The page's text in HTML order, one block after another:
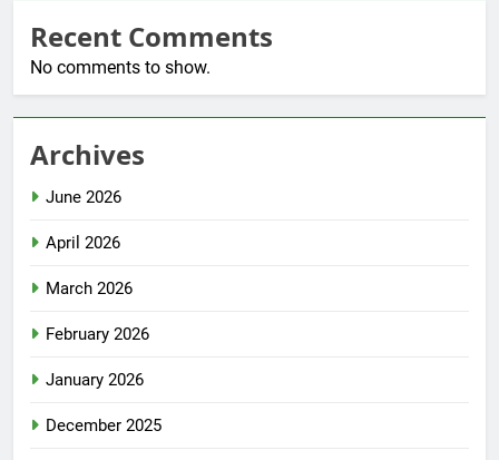
Recent Comments
No comments to show.
Archives
June 2026
April 2026
March 2026
February 2026
January 2026
December 2025